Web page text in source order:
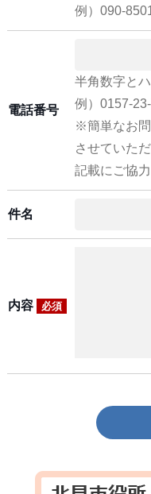
例）090-
電話番号
半角数字と
例）0157-
※簡単なお
させていた
記載にご協
件名
内容 必須